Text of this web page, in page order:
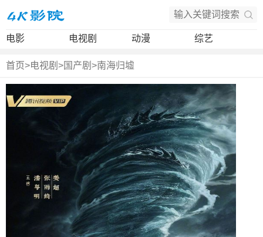
电影 电视剧 动漫 综艺
首页>电视剧 >国产剧 >南海归墟